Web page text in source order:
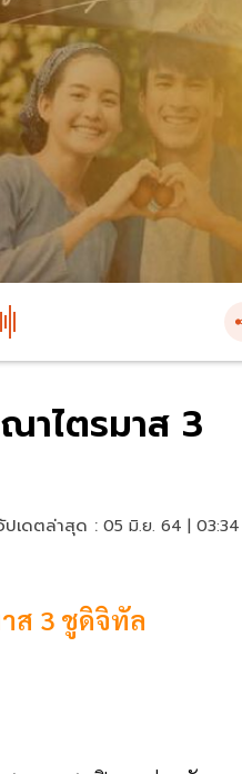
ษณาไตรมาส
ปเดตล่าสุด : 05 มิ.ย. 64 |
ส 3 ชูดิจิทัล